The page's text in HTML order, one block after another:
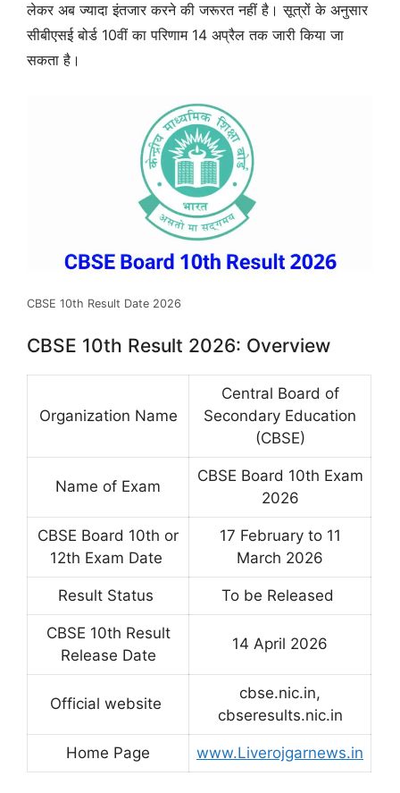
लेकर अब ज्यादा इंतजार करने की जरूरत नहीं है। सूत्रों के अनुसार
सीबीएसई बोर्ड 10वीं का परिणाम 14 अप्रैल तक जारी किया जा
सकता है।
CBSE 10th Result Date 2026
CBSE 10th Result 2026: Overview
Organization Name
Central Board of
Secondary Education
(CBSE)
Name of Exam
CBSE Board 10th Exam
2026
CBSE Board 10th or
12th Exam Date
17 February to 11
March 2026
Result Status To be Released
CBSE 10th Result
Release Date
14 April 2026
Official website
cbse.nic.in,
cbseresults.nic.in
Home Page www.Liverojgarnews.in